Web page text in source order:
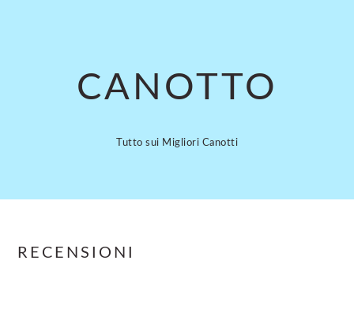
CANOTTO
Tutto sui Migliori Canotti
RECENSIONI